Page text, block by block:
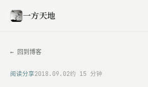
一方天地
← 回到博客
阅读分享2018.09.02约 15 分钟